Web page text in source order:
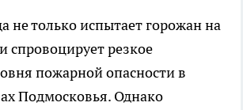
не только испытает горожан на
спровоцирует резкое
пожарной опасности в
Подмосковья. Однако